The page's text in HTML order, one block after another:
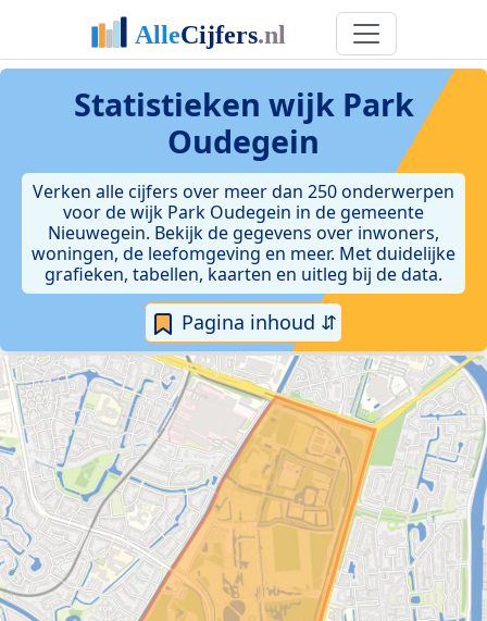
Statistieken wijk Park
Oudegein
Verken alle cijfers over meer dan 250 onderwerpen
voor de wijk Park Oudegein in de gemeente
Nieuwegein. Bekijk de gegevens over inwoners,
woningen, de leefomgeving en meer. Met duidelijke
grafieken, tabellen, kaarten en uitleg bij de data.
Pagina inhoud ⇵